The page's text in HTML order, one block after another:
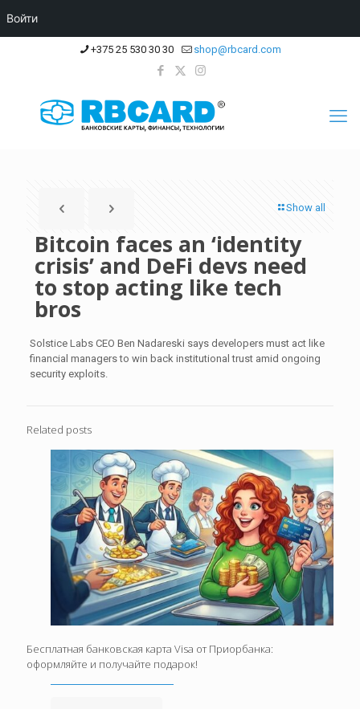
+375 25 530 30 30 shop@rbcard.com
Show all
Bitcoin faces an ‘identity
crisis’ and DeFi devs need
to stop acting like tech
bros
Solstice Labs CEO Ben Nadareski says developers must act like
financial managers to win back institutional trust amid ongoing
security exploits.
Related posts
Бесплатная банковская карта Visa от Приорбанка:
оформляйте и получайте подарок!
Войти